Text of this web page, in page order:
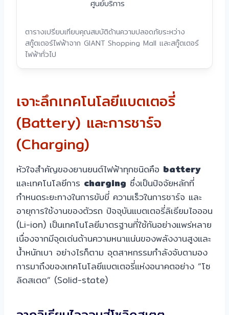
ตารางเปรียบเทียบคุณสมบัติด้านความปลอดภัยระหว่าง
สกู๊ตเตอร์ไฟฟ้าจาก GIANT Shopping Mall และสกู๊ตเตอร์
ไฟฟ้าทั่วไป
ศูนย์บริการ
เจาะลึกเทคโนโลยีแบตเตอรี่
(Battery) และการชาร์จ
(Charging)
หัวใจสำคัญของยานยนต์ไฟฟ้าทุกชนิดคือ battery
และเทคโนโลยีการ charging ซึ่งเป็นปัจจัยหลักที่
กำหนดระยะทางในการขับขี่ ความเร็วในการชาร์จ และ
อายุการใช้งานของตัวรถ ปัจจุบันแบตเตอรี่ลิเธียมไอออน
(Li-ion) เป็นเทคโนโลยีมาตรฐานที่ใช้กันอย่างแพร่หลาย
เนื่องจากมีจุดเด่นด้านความหนาแน่นของพลังงานสูงและ
น้ำหนักเบา อย่างไรก็ตาม อุตสาหกรรมกำลังจับตามอง
การมาถึงของเทคโนโลยีแบตเตอรี่แห่งอนาคตอย่าง “โซ
ลิดสเตต” (Solid-state)